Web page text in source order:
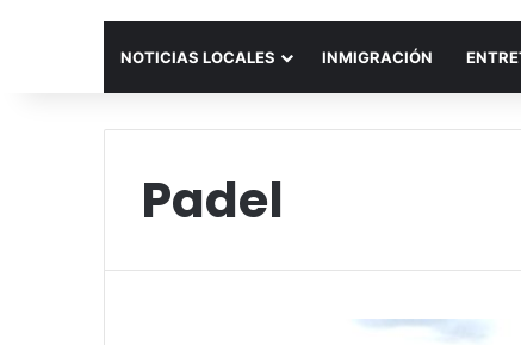
NOTICIAS LOCALES INMIGRACIÓN
Padel